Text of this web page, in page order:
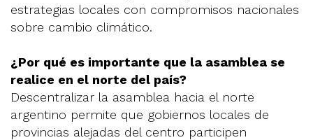
estrategias locales con compromisos nacionales
sobre cambio climático.
¿Por qué es importante que la asamblea se
realice en el norte del país?
Descentralizar la asamblea hacia el norte
argentino permite que gobiernos locales de
provincias alejadas del centro participen